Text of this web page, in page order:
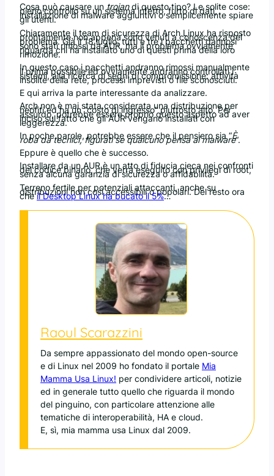
Cosa può causare untrojandi questo tipo? Le solite cose:
pieno controllo su un sistema infetto, furto di dati,
installazione di malware aggiuntivi o semplicemente spiare
gli utenti.
Chiaramente il team di sicurezza di Arch Linux ha risposto
prontamente non appena sono venuti a conoscenza del
problema. Già il 18 luglio, tutti e tre i pacchetti dannosi
sono stati rimossi da AUR, ma il problema ovviamente
riguarda chi ha installato uno di questi prima della loro
rimozione.
In questo caso i pacchetti andranno rimossi manualmente
il prima possibile ed ovviamente andranno controllati i
sistemi, alla ricerca di segni di compromissione: attività
insolite della rete, processi imprevisti o file sconosciuti.
E qui arriva la parte interessante da analizzare.
Arch non è mai stata considerata una distribuzione per
neofiti ed ha un “costo di ingresso” piuttosto alto. Per
assurdo, potrebbe essere proprio questo aspetto ad aver
inciso sul fatto che gli AUR vengano installati con
leggerezza.
In poche parole, potrebbe essere che il pensiero sia “È
roba da tecnici, figurati se qualcuno pensa ai malware“.
Eppure è quello che è successo.
Installare da un AUR è un atto di fiducia cieca nei confronti
del codice binario, che verrà eseguito con privilegi di root,
senza alcuna garanzia di sicurezza o affidabilità.
Terreno fertile per potenziali attaccanti, anche su
distribuzioni non così accessibili o popolari. Del resto ora
cheil Desktop Linux ha bucato il 5%…
Raoul Scarazzini
Da sempre appassionato del mondo open-source
e di Linux nel 2009 ho fondato il portale Mia
Mamma Usa Linux! per condividere articoli, notizie
ed in generale tutto quello che riguarda il mondo
del pinguino, con particolare attenzione alle
tematiche di interoperabilità, HA e cloud.
E, sì, mia mamma usa Linux dal 2009.